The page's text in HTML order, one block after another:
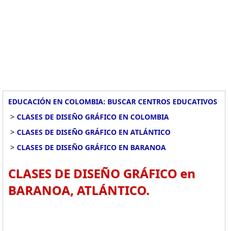
EDUCACIÓN EN COLOMBIA: BUSCAR CENTROS EDUCATIVOS
> CLASES DE DISEÑO GRÁFICO EN COLOMBIA
> CLASES DE DISEÑO GRÁFICO EN ATLÁNTICO
> CLASES DE DISEÑO GRÁFICO EN BARANOA
CLASES DE DISEÑO GRÁFICO en
BARANOA, ATLÁNTICO.